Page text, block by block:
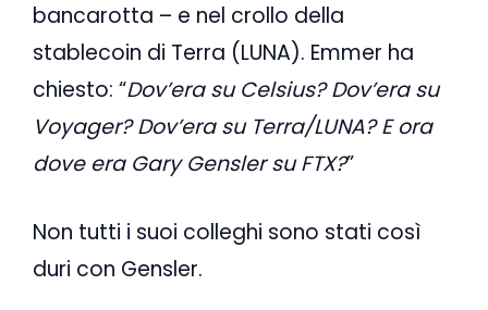
bancarotta – e nel crollo della
stablecoin di Terra (LUNA). Emmer ha
chiesto: “Dov’era su Celsius? Dov’era su
Voyager? Dov’era su Terra/LUNA? E ora
dove era Gary Gensler su FTX?”
Non tutti i suoi colleghi sono stati così
duri con Gensler.